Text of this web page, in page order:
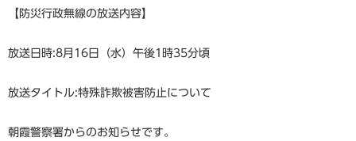
【防災行政無線の放送内容】
放送日時:8月16日（水）午後1時35分頃
放送タイトル:特殊詐欺被害防止について
朝霞警察署からのお知らせです。